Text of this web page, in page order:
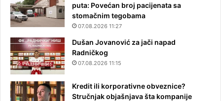
puta: Povećan broj pacijenata sa
stomačnim tegobama
07.08.2026 11:27
Dušan Jovanović za jači napad
Radničkog
07.08.2026 11:15
Kredit ili korporativne obveznice?
Stručnjak objašnjava šta kompanije